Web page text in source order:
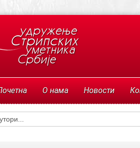
О нама Новости